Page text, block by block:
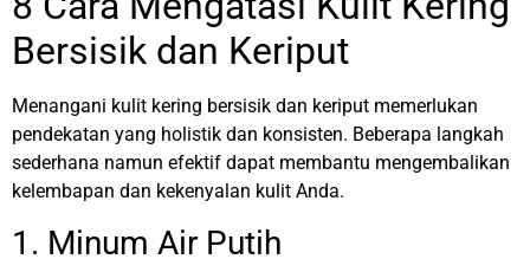
Bersisik dan Keriput
Menangani kulit kering bersisik dan keriput memerlukan
pendekatan yang holistik dan konsisten. Beberapa langkah
sederhana namun efektif dapat membantu mengembalikan
kelembapan dan kekenyalan kulit Anda.
1. Minum Air Putih